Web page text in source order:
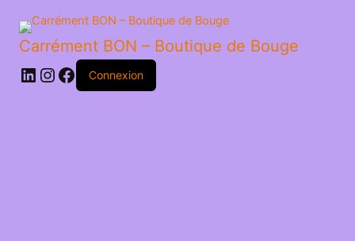
Carrément BON – Boutique de Bouge
LinkedIn
Instagram
Facebook
Connexion
PESTO
VERT